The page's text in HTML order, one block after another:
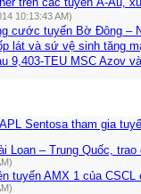
10:13:43 AM)
cước tuyến Bờ Đông –
lát và sứ vệ sinh tăng
9,403-TEU MSC Azov
Sentosa tham gia
Loan – Trung Quốc,
tuyến AMX 1 của